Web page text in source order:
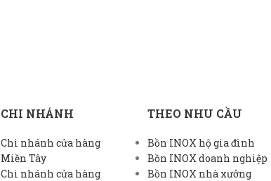
CHI NHÁNH
Chi nhánh cửa hàng
Miền Tây
Chi nhánh cửa hàng
THEO NHU CẦU
Bồn INOX hộ gia đình
Bồn INOX doanh nghiệp
Bồn INOX nhà xưởng